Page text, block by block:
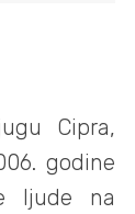
Cipra,
godine
ljude na